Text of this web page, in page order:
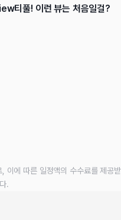
티풀! 이런 뷰는 처음일걸?
이에 따른 일정액의 수수료를 제공받
.